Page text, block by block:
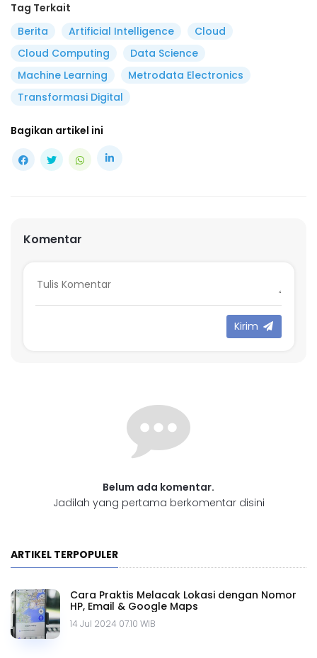
Tag Terkait
Berita
Artificial Intelligence
Cloud
Cloud Computing
Data Science
Machine Learning
Metrodata Electronics
Transformasi Digital
Bagikan artikel ini
Komentar
Kirim
Belum ada komentar.
Jadilah yang pertama berkomentar disini
ARTIKEL TERPOPULER
Cara Praktis Melacak Lokasi dengan Nomor
HP, Email & Google Maps
14 Jul 2024 07.10 WIB